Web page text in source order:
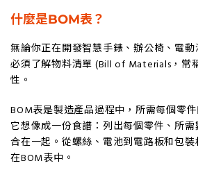
什麼是BOM表？
無論你正在開發智慧手錶、辦公椅、電
必須了解物料清單 (Bill of Materials，常
性。
BOM表是製造產品過程中，所需每個零
它想像成一份食譜：列出每個零件、所
合在一起。從螺絲、電池到電路板和包
在BOM表中。